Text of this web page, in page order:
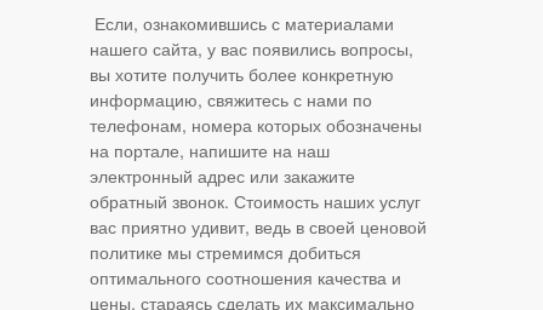
Если, ознакомившись с материалами
нашего сайта, у вас появились вопросы,
вы хотите получить более конкретную
информацию, свяжитесь с нами по
телефонам, номера которых обозначены
на портале, напишите на наш
электронный адрес или закажите
обратный звонок. Стоимость наших услуг
вас приятно удивит, ведь в своей ценовой
политике мы стремимся добиться
оптимального соотношения качества и
цены, стараясь сделать их максимально